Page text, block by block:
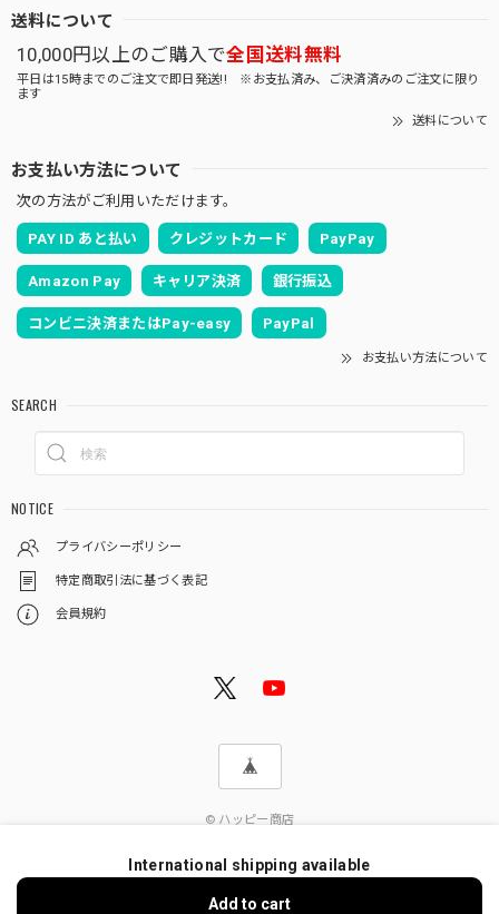
送料について
10,000円以上のご購入で全国送料無料
平日は15時までのご注文で即日発送!! ※お支払済み、ご決済済みのご注文に限り
ます
送料について
お支払い方法について
次の方法がご利用いただけます。
PAY ID あと払い クレジットカード PayPay
Amazon Pay キャリア決済 銀行振込
コンビニ決済またはPay-easy PayPal
お支払い方法について
SEARCH
NOTICE
プライバシーポリシー
特定商取引法に基づく表記
会員規約
© ハッピー商店
International shipping available
Add to cart